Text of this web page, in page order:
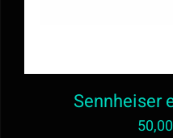
Fonds et sols
Location
Sennheiser
50,00